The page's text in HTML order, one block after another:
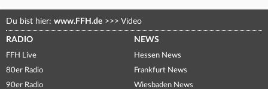
Du bist hier: www.FFH.de >>> Video
RADIO
FFH Live
80er Radio
90er Radio
NEWS
Hessen News
Frankfurt News
Wiesbaden News